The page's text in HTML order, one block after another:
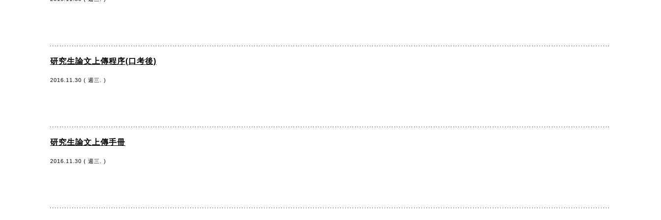
研究生論文上傳程序(口考後)
2016.11.30 ( 週三. )
研究生論文上傳手冊
2016.11.30 ( 週三. )